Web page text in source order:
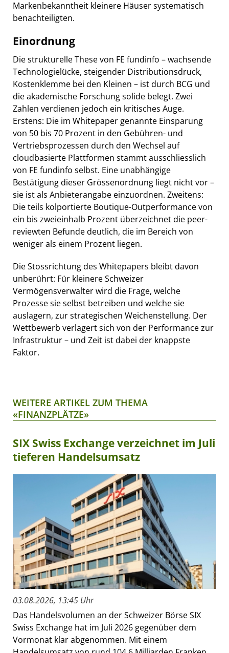
Markenbekanntheit kleinere Häuser systematisch
benachteiligten.
Einordnung
Die strukturelle These von FE fundinfo – wachsende
Technologielücke, steigender Distributionsdruck,
Kostenklemme bei den Kleinen – ist durch BCG und
die akademische Forschung solide belegt. Zwei
Zahlen verdienen jedoch ein kritisches Auge.
Erstens: Die im Whitepaper genannte Einsparung
von 50 bis 70 Prozent in den Gebühren- und
Vertriebsprozessen durch den Wechsel auf
cloudbasierte Plattformen stammt ausschliesslich
von FE fundinfo selbst. Eine unabhängige
Bestätigung dieser Grössenordnung liegt nicht vor –
sie ist als Anbieterangabe einzuordnen. Zweitens:
Die teils kolportierte Boutique-Outperformance von
ein bis zweieinhalb Prozent überzeichnet die peer-
reviewten Befunde deutlich, die im Bereich von
weniger als einem Prozent liegen.
Die Stossrichtung des Whitepapers bleibt davon
unberührt: Für kleinere Schweizer
Vermögensverwalter wird die Frage, welche
Prozesse sie selbst betreiben und welche sie
auslagern, zur strategischen Weichenstellung. Der
Wettbewerb verlagert sich von der Performance zur
Infrastruktur – und Zeit ist dabei der knappste
Faktor.
WEITERE ARTIKEL ZUM THEMA
«FINANZPLÄTZE»
SIX Swiss Exchange verzeichnet im Juli
tieferen Handelsumsatz
03.08.2026, 13:45 Uhr
Das Handelsvolumen an der Schweizer Börse SIX
Swiss Exchange hat im Juli 2026 gegenüber dem
Vormonat klar abgenommen. Mit einem